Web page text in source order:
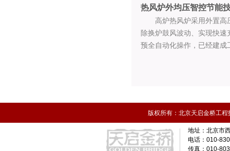
热风炉外均压智控节能
高炉热风炉采用外置高压
除换炉鼓风波动、实现快
预全自动化操作，已经建
版权所有：北京天启金桥
地址： 北京市
电话：010-
传真：010-